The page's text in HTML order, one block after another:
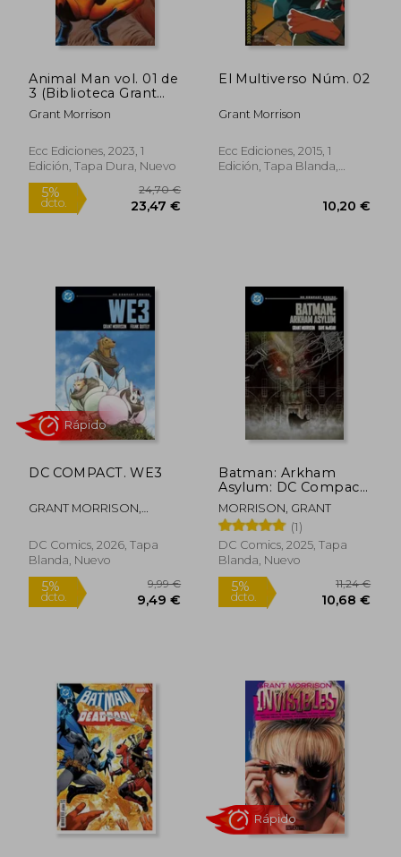
Animal Man vol. 01 de
3 (Biblioteca Grant
Morrison) (Segunda
edición)
Grant Morrison
Ecc Ediciones, 2023, 1
Edición, Tapa Dura, Nuevo
El Multiverso Núm. 02
Grant Morrison
Ecc Ediciones, 2015, 1
Edición, Tapa Blanda,
DC COMPACT. WE3
GRANT MORRISON,
DC Comics, 2026, Tapa
Blanda, Nuevo
Batman: Arkham
Asylum: DC Compact
Comics (en Inglés)
MORRISON, GRANT
(1)
DC Comics, 2025, Tapa
Blanda, Nuevo